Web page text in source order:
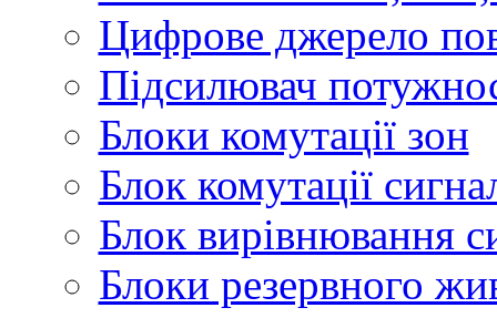
Цифрове джерело
Підсилювач
Блоки комутації зон
Блок комутації
Блок вирівнювання
Блоки резервного